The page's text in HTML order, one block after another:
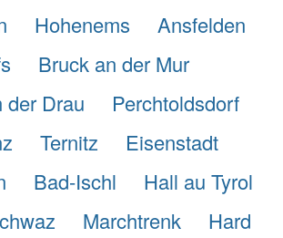
Hohenems
Ansfelden
Bruck an der Mur
der Drau
Perchtoldsdorf
Ternitz
Eisenstadt
Bad-Ischl
Hall au Tyrol
Marchtrenk
Hard